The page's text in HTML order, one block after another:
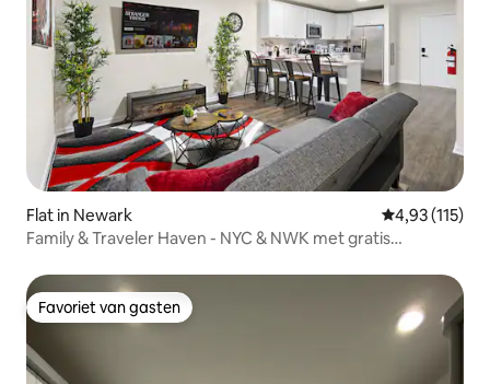
Flat in Newark Gemiddelde
4,93 (115)
Family & Traveler Haven - NYC & NWK met gratis
Favoriet van gasten
Favoriet van gasten